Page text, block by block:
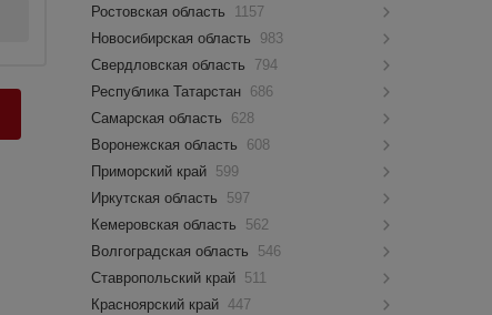
Ростовская область
1157
Новосибирская область
983
Свердловская область
794
Республика Татарстан 686
Самарская область
628
Воронежская область
608
Приморский край 599
Иркутская область
597
Кемеровская область
562
Волгоградская область
546
Ставропольский край 511
Красноярский край 447